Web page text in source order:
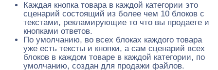
Каждая кнопка товара в каждой категории это
сценарий состоящий из более чем 10 блоков с
текстами, рекламирующие то что вы продаете и
кнопками ответов.
По умолчанию, во всех блоках каждого товара
уже есть тексты и кнопки, а сам сценарий всех
блоков в каждом товаре в каждой категории, по
умолчанию, создан для продажи файлов.